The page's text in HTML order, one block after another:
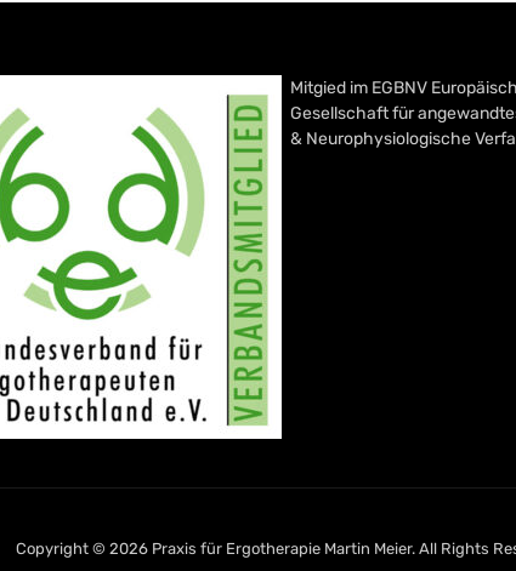
Mitgied im EGBNV
Gesellschaft für
& Neurophysiologische
Copyright © 2026 Praxis für Ergotherapie Martin Meier. All Rights